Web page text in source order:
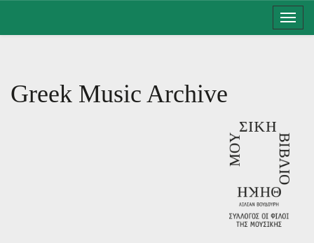
Greek Music Archive